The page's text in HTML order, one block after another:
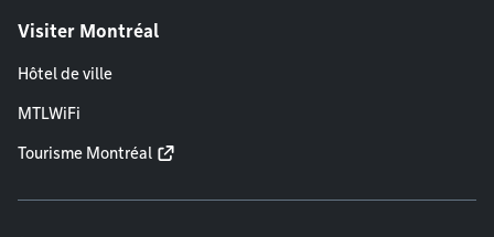
Visiter Montréal
Hôtel de ville
MTLWiFi
Tourisme Montréal